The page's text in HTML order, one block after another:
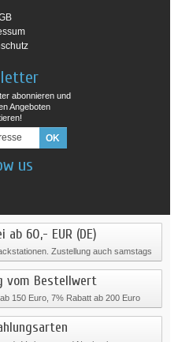
abonnieren und
Angeboten
us
60,- EUR (DE)
Zustellung auch samstags
vom Bestellwert
150 Euro, 7% Rabatt ab 200 Euro